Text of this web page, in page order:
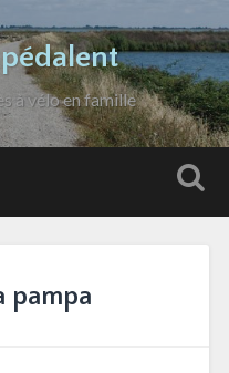
à vélo en famille
pampa